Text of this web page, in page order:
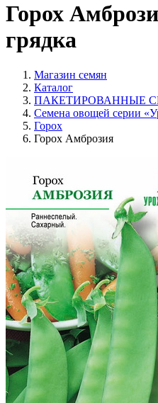
Горох
грядка
Магазин семян
Каталог
ПАКЕТИРОВАННЫЕ
Семена овощей серии
Горох
Горох Амброзия